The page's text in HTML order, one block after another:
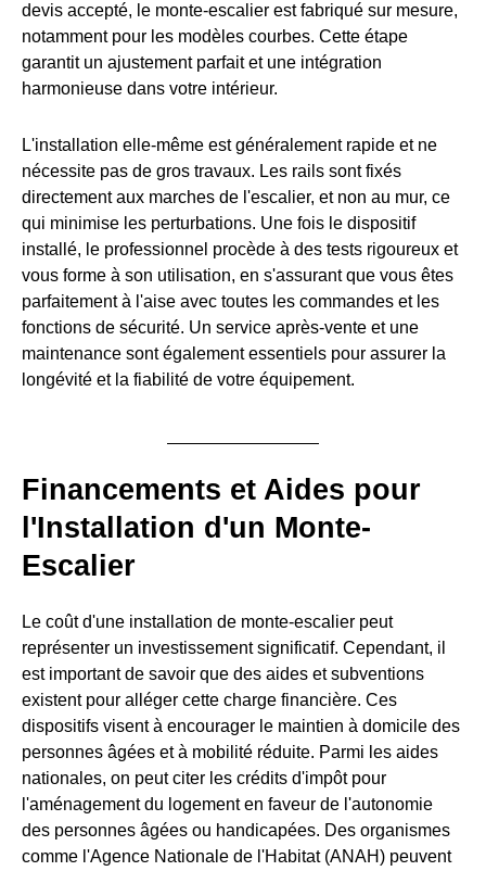
devis accepté, le monte-escalier est fabriqué sur mesure,
notamment pour les modèles courbes. Cette étape
garantit un ajustement parfait et une intégration
harmonieuse dans votre intérieur.
L'installation elle-même est généralement rapide et ne
nécessite pas de gros travaux. Les rails sont fixés
directement aux marches de l'escalier, et non au mur, ce
qui minimise les perturbations. Une fois le dispositif
installé, le professionnel procède à des tests rigoureux et
vous forme à son utilisation, en s'assurant que vous êtes
parfaitement à l'aise avec toutes les commandes et les
fonctions de sécurité. Un service après-vente et une
maintenance sont également essentiels pour assurer la
longévité et la fiabilité de votre équipement.
Financements et Aides pour
l'Installation d'un Monte-
Escalier
Le coût d'une installation de monte-escalier peut
représenter un investissement significatif. Cependant, il
est important de savoir que des aides et subventions
existent pour alléger cette charge financière. Ces
dispositifs visent à encourager le maintien à domicile des
personnes âgées et à mobilité réduite. Parmi les aides
nationales, on peut citer les crédits d'impôt pour
l'aménagement du logement en faveur de l'autonomie
des personnes âgées ou handicapées. Des organismes
comme l'Agence Nationale de l'Habitat (ANAH) peuvent